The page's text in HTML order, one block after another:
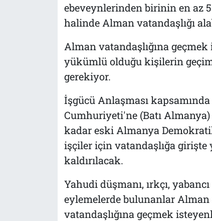
ebeveynlerinden birinin en az
halinde Alman vatandaşlığı
Alman vatandaşlığına
yükümlü olduğu kişilerin
gerekiyor.
İşgücü Anlaşması
Cumhuriyeti'ne (Batı
kadar eski Almanya
işçiler için vatandaşlığa girişte
kaldırılacak.
Yahudi düşmanı, ırkçı,
eylemelerde bulunanlar Alman
vatandaşlığına geçmek